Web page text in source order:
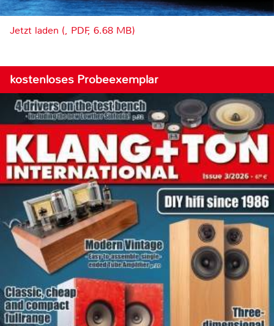
Jetzt laden (, PDF, 6.68 MB)
kostenloses Probeexemplar